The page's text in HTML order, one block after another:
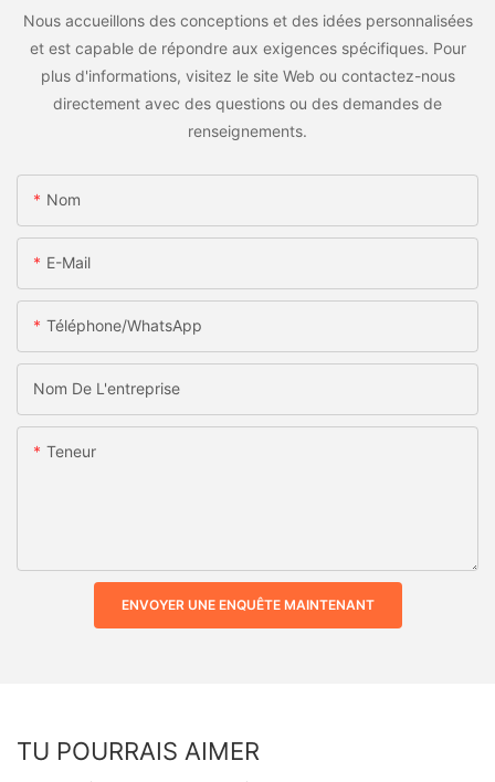
Nous accueillons des conceptions et des idées personnalisées
et est capable de répondre aux exigences spécifiques. Pour
plus d'informations, visitez le site Web ou contactez-nous
directement avec des questions ou des demandes de
renseignements.
Nom
E-Mail
Téléphone/WhatsApp
Nom De L'entreprise
Teneur
ENVOYER UNE ENQUÊTE MAINTENANT
TU POURRAIS AIMER